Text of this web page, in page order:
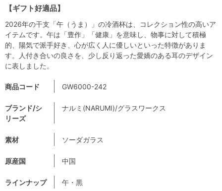
【ギフト好適品】
商品コード GW6000-242
ブランド/シ
リーズ
ナルミ(NARUMI)/グラスワークス
素材 ソーダガラス
原産国 中国
ラインナップ 午・黒
2026年の干支「午（うま）」の冷酒杯は、コレクション性の高いア
イテムです。午は「豊作」「健康」を意味し、物事に対して積極
的、陽気で派手好き、心が広く人に優しいといった特徴がありま
す。人付き合いの良さを、少し反り返った愛嬌のある耳のデザイン
に表しました。